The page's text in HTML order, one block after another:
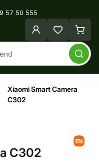
57 50 555
Xiaomi Smart Camera
C302
C302